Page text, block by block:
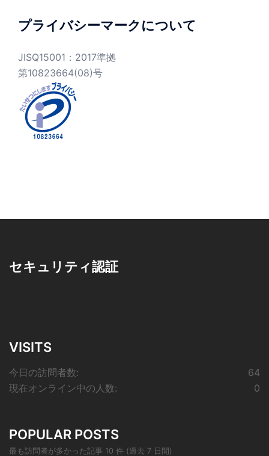
プライバシーマークについて
JISQ15001：2017準拠
第10823664(08)号
セキュリティ認証
VISITS
64
今日の訪問者数:
0
現在オンライン中の人数:
POPULAR POSTS
最も訪問者が多かった記事 10 件 (過去 7 日間)